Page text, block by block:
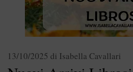
13/10/2025 di Isabella Cavallari